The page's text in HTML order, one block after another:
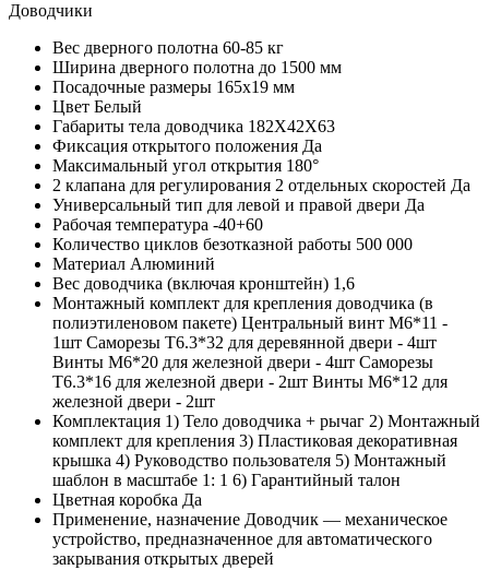
Доводчики
Вес дверного полотна 60-85 кг
Ширина дверного полотна до 1500 мм
Посадочные размеры 165х19 мм
Цвет Белый
Габариты тела доводчика 182X42X63
Фиксация открытого положения Да
Максимальный угол открытия 180°
2 клапана для регулирования 2 отдельных скоростей Да
Универсальный тип для левой и правой двери Да
Рабочая температура -40+60
Количество циклов безотказной работы 500 000
Материал Алюминий
Вес доводчика (включая кронштейн) 1,6
Монтажный комплект для крепления доводчика (в
полиэтиленовом пакете) Центральный винт M6*11 -
1шт Саморезы T6.3*32 для деревянной двери - 4шт
Винты M6*20 для железной двери - 4шт Саморезы
T6.3*16 для железной двери - 2шт Винты M6*12 для
железной двери - 2шт
Комплектация 1) Тело доводчика + рычаг 2) Монтажный
комплект для крепления 3) Пластиковая декоративная
крышка 4) Руководство пользователя 5) Монтажный
шаблон в масштабе 1: 1 6) Гарантийный талон
Цветная коробка Да
Применение, назначение Доводчик — механическое
устройство, предназначенное для автоматического
закрывания открытых дверей